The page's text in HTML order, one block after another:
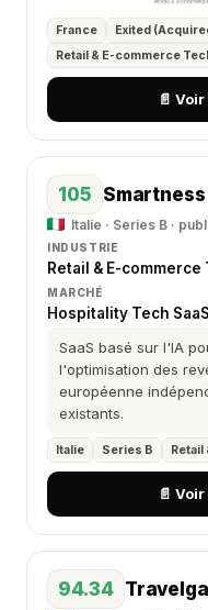
France
Exited
Retail & E-commerce
📄
105 Smartness
Italie · Series B ·
INDUSTRIE
Retail & E-commerce
MARCHÉ
Hospitality Tech
SaaS basé sur l'IA
l'optimisation des
européenne
existants.
Italie Series B Retail
📄
94.34